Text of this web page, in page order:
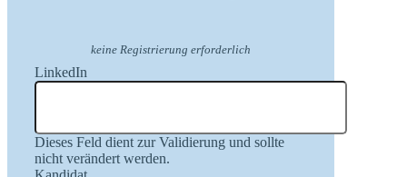
keine Registrierung erforderlich
LinkedIn
Dieses Feld dient zur Validierung und sollte
nicht verändert werden.